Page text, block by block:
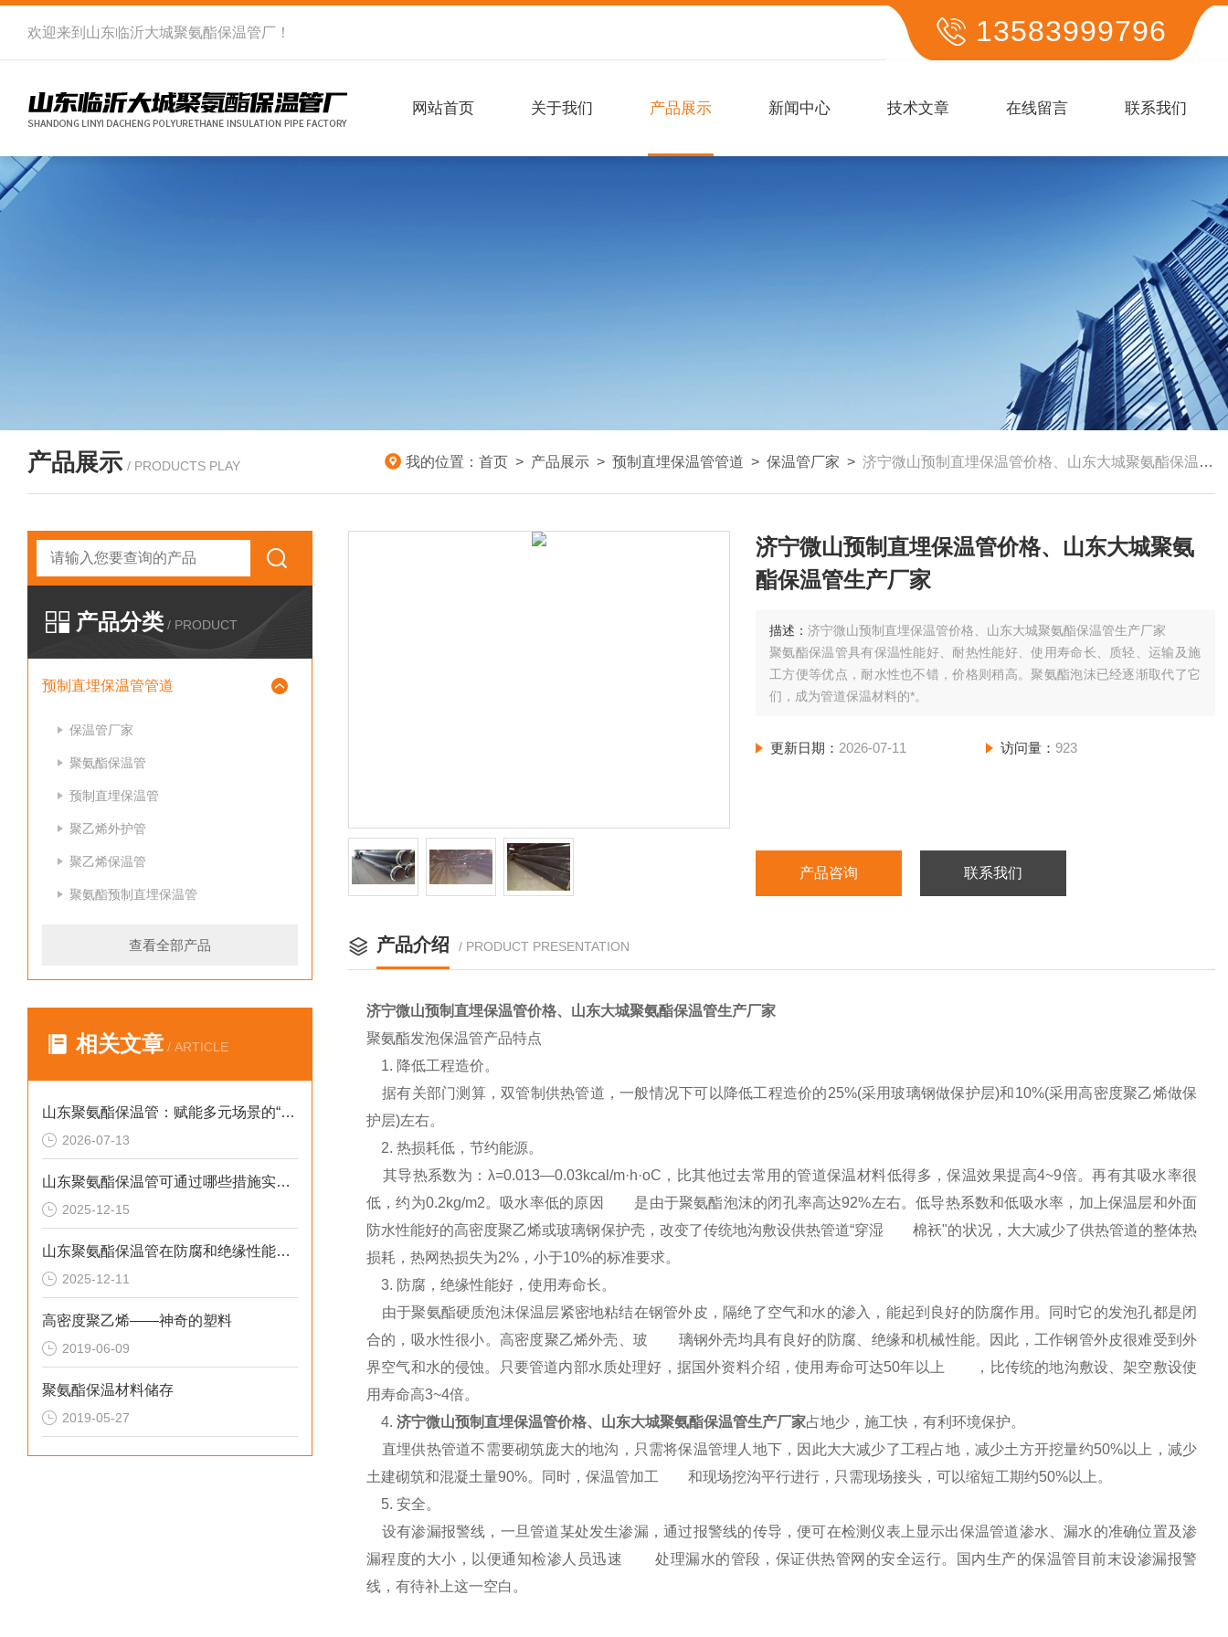
欢迎来到 山东临沂大城聚氨酯保温管厂 ！ 13583999796
网站首页 关于我们 产品展示 新闻中心 技术文章 在线留言 联系我们
产品展示 / PRODUCTS PLAY 我的位置： 首页 > 产品展示 > 预制直埋保温管管道 > 保温管厂家 > 济宁微山预制直埋保温管价格、山东大城聚氨酯保温管生产厂家
产品分类 / PRODUCT
预制直埋保温管管道
保温管厂家
聚氨酯保温管
预制直埋保温管
聚乙烯外护管
聚乙烯保温管
聚氨酯预制直埋保温管
查看全部产品
相关文章 / ARTICLE
山东聚氨酯保温管：赋能多元场景的“隐形守护者”
2026-07-13
山东聚氨酯保温管可通过哪些措施实现快速施工
2025-12-15
山东聚氨酯保温管在防腐和绝缘性能方面表现优异
2025-12-11
高密度聚乙烯——神奇的塑料
2019-06-09
聚氨酯保温材料储存
2019-05-27
济宁微山预制直埋保温管价格、山东大城聚氨
酯保温管生产厂家
描述：济宁微山预制直埋保温管价格、山东大城聚氨酯保温管生产厂家
聚氨酯保温管具有保温性能好、耐热性能好、使用寿命长、质轻、运输及施
工方便等优点，耐水性也不错，价格则稍高。聚氨酯泡沫已经逐渐取代了它
们，成为管道保温材料的*。
更新日期： 2026-07-11 访问量： 923
产品咨询 联系我们
产品介绍 / PRODUCT PRESENTATION
济宁微山预制直埋保温管价格、山东大城聚氨酯保温管生产厂家
聚氨酯发泡保温管产品特点
1. 降低工程造价。
据有关部门测算，双管制供热管道，一般情况下可以降低工程造价的25%(采用玻璃钢做保护层)和10%(采用高密度聚乙烯做保
护层)左右。
2. 热损耗低，节约能源。
其导热系数为：λ=0.013—0.03kcal/m·h·oC，比其他过去常用的管道保温材料低得多，保温效果提高4~9倍。再有其吸水率很
低，约为0.2kg/m2。吸水率低的原因 是由于聚氨酯泡沫的闭孔率高达92%左右。低导热系数和低吸水率，加上保温层和外面
防水性能好的高密度聚乙烯或玻璃钢保护壳，改变了传统地沟敷设供热管道“穿湿 棉袄"的状况，大大减少了供热管道的整体热
损耗，热网热损失为2%，小于10%的标准要求。
3. 防腐，绝缘性能好，使用寿命长。
由于聚氨酯硬质泡沫保温层紧密地粘结在钢管外皮，隔绝了空气和水的渗入，能起到良好的防腐作用。同时它的发泡孔都是闭
合的，吸水性很小。高密度聚乙烯外壳、玻 璃钢外壳均具有良好的防腐、绝缘和机械性能。因此，工作钢管外皮很难受到外
界空气和水的侵蚀。只要管道内部水质处理好，据国外资料介绍，使用寿命可达50年以上 ，比传统的地沟敷设、架空敷设使
用寿命高3~4倍。
4. 济宁微山预制直埋保温管价格、山东大城聚氨酯保温管生产厂家占地少，施工快，有利环境保护。
直埋供热管道不需要砌筑庞大的地沟，只需将保温管埋人地下，因此大大减少了工程占地，减少土方开挖量约50%以上，减少
土建砌筑和混凝土量90%。同时，保温管加工 和现场挖沟平行进行，只需现场接头，可以缩短工期约50%以上。
5. 安全。
设有渗漏报警线，一旦管道某处发生渗漏，通过报警线的传导，便可在检测仪表上显示出保温管道渗水、漏水的准确位置及渗
漏程度的大小，以便通知检渗人员迅速 处理漏水的管段，保证供热管网的安全运行。国内生产的保温管目前末设渗漏报警
线，有待补上这一空白。